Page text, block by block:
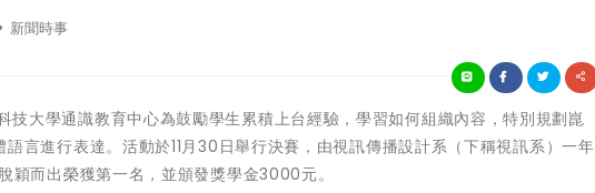
新聞時事
大學通識教育中心為鼓勵學生累積上台經驗，學習如何組織內容，特別規劃崑
言進行表達。活動於11月30日舉行決賽，由視訊傳播設計系（下稱視訊系）一年
而出榮獲第一名，並頒發獎學金3000元。